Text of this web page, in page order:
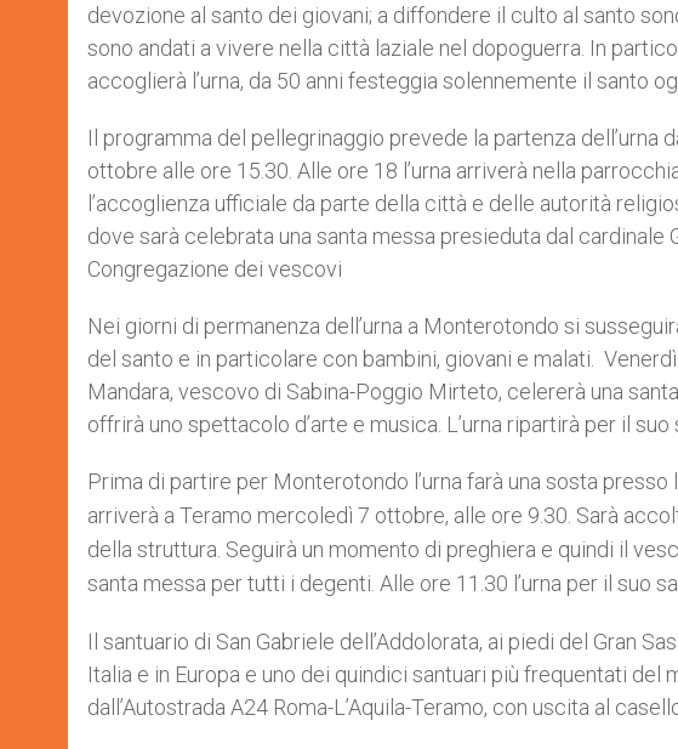
devozione al santo dei giovani; a diffondere il culto al santo
sono andati a vivere nella città laziale nel dopoguerra. In
accoglierà l’urna, da 50 anni festeggia solennemente il santo
Il programma del pellegrinaggio prevede la partenza dell’urna
ottobre alle ore 15.30. Alle ore 18 l’urna arriverà nella
l’accoglienza ufficiale da parte della città e delle autorità
dove sarà celebrata una santa messa presieduta dal
Congregazione dei vescovi
Nei giorni di permanenza dell’urna a Monterotondo si
del santo e in particolare con bambini, giovani e malati.
Mandara, vescovo di Sabina-Poggio Mirteto, celererà una
offrirà uno spettacolo d’arte e musica. L’urna ripartirà per il
Prima di partire per Monterotondo l’urna farà una sosta
arriverà a Teramo mercoledì 7 ottobre, alle ore 9.30 . Sarà
della struttura. Seguirà un momento di preghiera e quindi il
santa messa per tutti i degenti. Alle ore 11.30 l’urna per il suo
Il santuario di San Gabriele dell’Addolorata, ai piedi del Gran
Italia e in Europa e uno dei quindici santuari più frequentati
dall’Autostrada A24 Roma-L’Aquila-Teramo, con uscita al